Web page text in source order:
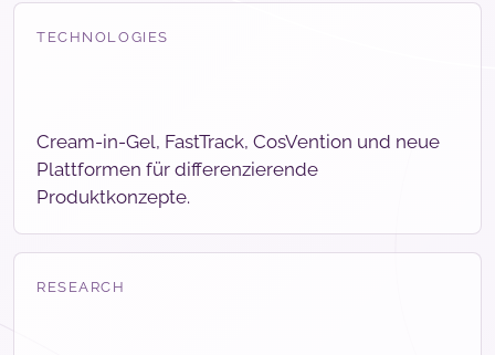
TECHNOLOGIES
Cream-in-Gel, FastTrack, CosVention und neue
Plattformen für differenzierende
Produktkonzepte.
RESEARCH